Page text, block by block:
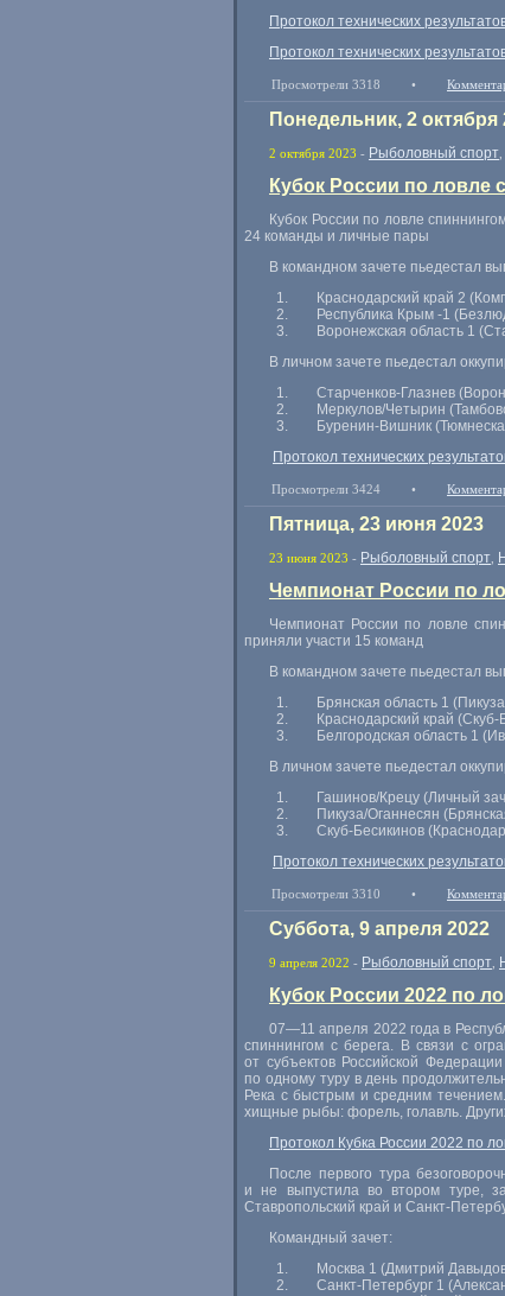
Протокол технических
Протокол технических
Просмотрели 3318 •
Понедельник, 2 октября
2 октября 2023 - Рыболовный спорт
Кубок России по ловле
Кубок России по ловле
24 команды и личные пары
В командном зачете пьедестал
Краснодарский край 2
Республика Крым -1
Воронежская область 1
В личном зачете пьедестал
Старченков-Глазнев
Меркулов/Четырин
Буренин-Вишник
Протокол технических
Просмотрели 3424 •
Пятница, 23 июня 2023
23 июня 2023 - Рыболовный спорт
Чемпионат России по
Чемпионат России по ловле
приняли участи 15 команд
В командном зачете пьедестал
Брянская область 1
Краснодарский край
Белгородская область 1
В личном зачете пьедестал
Гашинов/Крецу (Личный
Пикуза/Оганнесян
Скуб-Бесикинов
Протокол технических
Просмотрели 3310 •
Суббота, 9 апреля 2022
9 апреля 2022 - Рыболовный спорт
Кубок России 2022 по
07—11 апреля 2022 года в
спиннингом с берега. В связи с
от субъектов Российской
по одному туру в день
Река с быстрым и средним
хищные рыбы: форель, голавль.
Протокол Кубка России 2022 по
После первого тура
и не выпустила во втором туре,
Ставропольский край и Санкт-
Командный зачет:
Москва 1 (Дмитрий
Санкт-Петербург 1